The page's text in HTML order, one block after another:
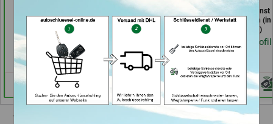
Moos (in Märstetten)
Händlerprofil
Schlüsseldienst
Possienke (in Bremen)
Händlerprofil
Schlüsseldienst
Zimmermann (in
Würzburg)
Händlerprofil
Autoschlüsselgehäuse und Zubehör